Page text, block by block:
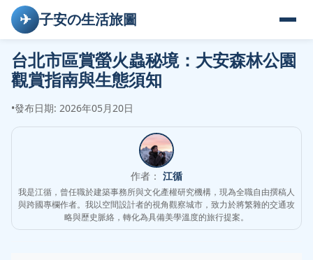
✈ 子安の生活旅圖
台北市區賞螢火蟲秘境：大安森林公園
觀賞指南與生態須知
•發布日期: 2026年05月20日
作者： 江循
我是江循，曾任職於建築事務所與文化產權研究機構，現為全職自由撰稿人
與跨國專欄作者。我以空間設計者的視角觀察城市，致力於將繁雜的交通攻
略與歷史脈絡，轉化為具備美學溫度的旅行提案。